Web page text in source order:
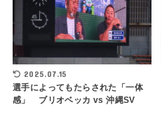
2025.07.15
選手によってもたらされた「一体
感」 ブリオベッカ vs 沖縄SV